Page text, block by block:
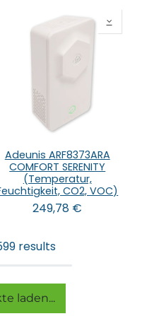
Adeunis ARF8373ARA
COMFORT SERENITY
(Temperatur,
CO2, VOC)
249,78 €
results
laden...